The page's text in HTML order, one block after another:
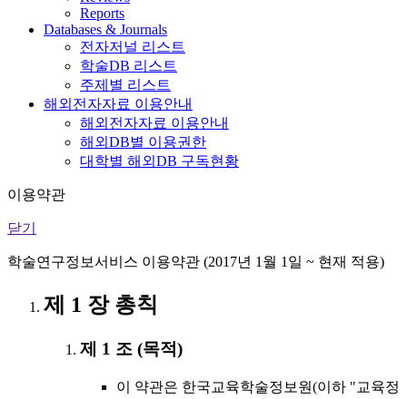
Reports
Databases & Journals
전자저널 리스트
학술DB 리스트
주제별 리스트
해외전자자료 이용안내
해외전자자료 이용안내
해외DB별 이용권한
대학별 해외DB 구독현황
이용약관
닫기
학술연구정보서비스 이용약관 (2017년 1월 1일 ~ 현재 적용)
제 1 장 총칙
제 1 조 (목적)
이 약관은 한국교육학술정보원(이하 "교육정